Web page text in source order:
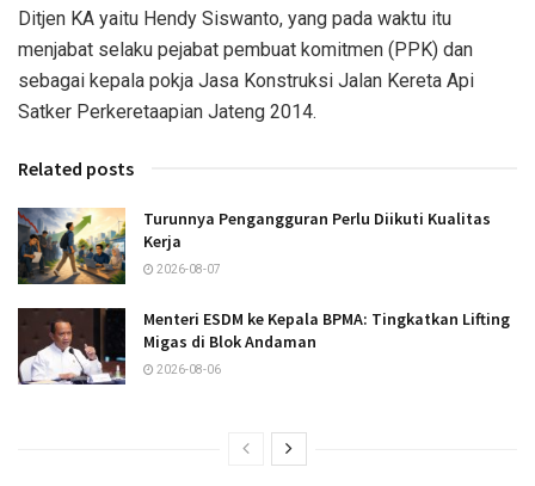
Ditjen KA yaitu Hendy Siswanto, yang pada waktu itu
menjabat selaku pejabat pembuat komitmen (PPK) dan
sebagai kepala pokja Jasa Konstruksi Jalan Kereta Api
Satker Perkeretaapian Jateng 2014.
Related posts
Turunnya Pengangguran Perlu Diikuti Kualitas
Kerja
2026-08-07
Menteri ESDM ke Kepala BPMA: Tingkatkan Lifting
Migas di Blok Andaman
2026-08-06